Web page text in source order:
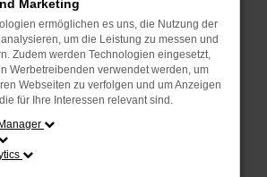
NETWORK ERROR
Fehler aufgetreten.
Marketing
ermöglichen es uns, die Nutzung der
um die Leistung zu messen und
Zudem werden Technologien eingesetzt,
Werbetreibenden verwendet werden, um
Webseiten zu verfolgen und um Anzeigen
für Ihre Interessen relevant sind.